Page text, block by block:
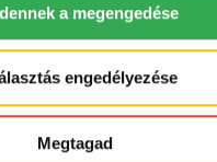
a megengedése
engedélyezése
Megtagad
Gmail mappát szem
a Drive-ban